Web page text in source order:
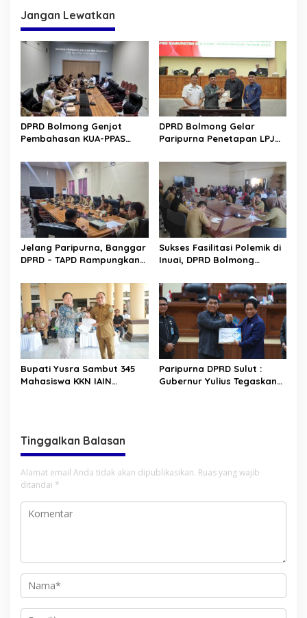
Jangan Lewatkan
DPRD Bolmong Genjot
Pembahasan KUA-PPAS
DPRD Bolmong Gelar
Paripurna Penetapan LPJ
Jelang Paripurna, Banggar
DPRD – TAPD Rampungkan
Sukses Fasilitasi Polemik di
Inuai, DPRD Bolmong
Rekomendasi
Bupati Yusra Sambut 345
Mahasiswa KKN IAIN
Paripurna DPRD Sulut :
Gubernur Yulius Tegaskan
Tinggalkan Balasan
Alamat email Anda tidak akan dipublikasikan. Ruas yang wajib
ditandai *